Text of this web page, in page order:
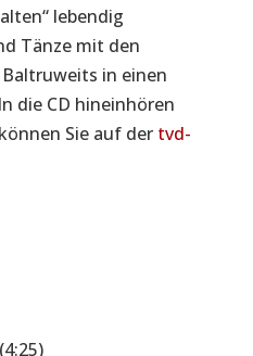
lebendig
Tänze mit den
in einen
die CD hineinhören
Sie auf der tvd-